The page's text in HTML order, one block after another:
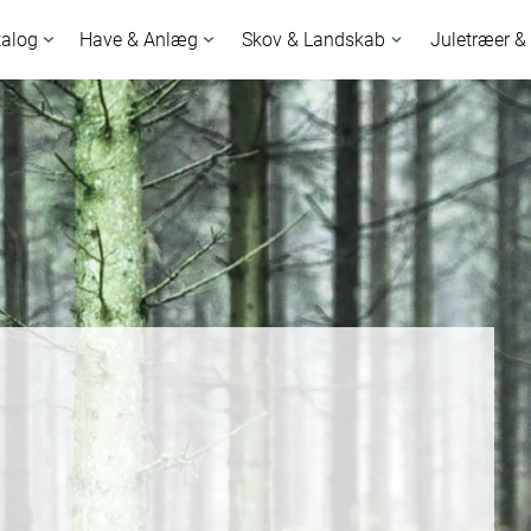
Have & Anlæg Skov & Landskab Juletræer &